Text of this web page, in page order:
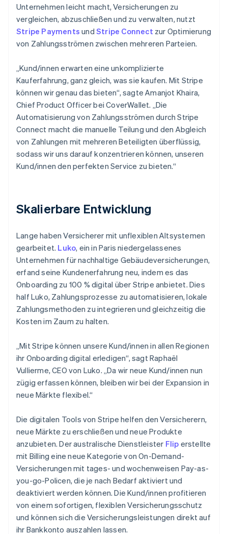
Unternehmen leicht macht, Versicherungen zu
vergleichen, abzuschließen und zu verwalten, nutzt
Stripe Payments und Stripe Connect zur Optimierung
von Zahlungsströmen zwischen mehreren Parteien.
„Kund/innen erwarten eine unkomplizierte
Kauferfahrung, ganz gleich, was sie kaufen. Mit Stripe
können wir genau das bieten“, sagte Amanjot Khaira,
Chief Product Officer bei CoverWallet. „Die
Automatisierung von Zahlungsströmen durch Stripe
Connect macht die manuelle Teilung und den Abgleich
von Zahlungen mit mehreren Beteiligten überflüssig,
sodass wir uns darauf konzentrieren können, unseren
Kund/innen den perfekten Service zu bieten.“
Skalierbare Entwicklung
Lange haben Versicherer mit unflexiblen Altsystemen
gearbeitet. Luko, ein in Paris niedergelassenes
Unternehmen für nachhaltige Gebäudeversicherungen,
erfand seine Kundenerfahrung neu, indem es das
Onboarding zu 100 % digital über Stripe anbietet. Dies
half Luko, Zahlungsprozesse zu automatisieren, lokale
Zahlungsmethoden zu integrieren und gleichzeitig die
Kosten im Zaum zu halten.
„Mit Stripe können unsere Kund/innen in allen Regionen
ihr Onboarding digital erledigen“, sagt Raphaël
Vullierme, CEO von Luko. „Da wir neue Kund/innen nun
zügig erfassen können, bleiben wir bei der Expansion in
neue Märkte flexibel.“
Die digitalen Tools von Stripe helfen den Versicherern,
neue Märkte zu erschließen und neue Produkte
anzubieten. Der australische Dienstleister Flip erstellte
mit Billing eine neue Kategorie von On-Demand-
Versicherungen mit tages- und wochenweisen Pay-as-
you-go-Policen, die je nach Bedarf aktiviert und
deaktiviert werden können. Die Kund/innen profitieren
von einem sofortigen, flexiblen Versicherungsschutz
und können sich die Versicherungsleistungen direkt auf
ihr Bankkonto auszahlen lassen.